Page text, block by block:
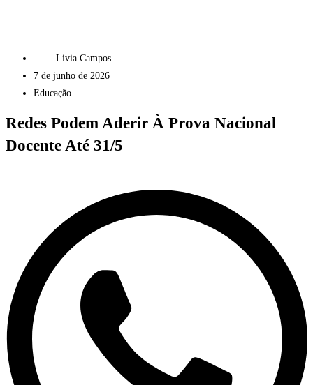
Livia Campos
7 de junho de 2026
Educação
Redes Podem Aderir À Prova Nacional
Docente Até 31/5